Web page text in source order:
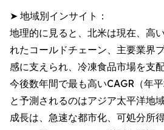
➤ 地域別インサイト：
地理的に見ると、北米は現在、高
れたコールドチェーン、主要業界
感に支えられ、冷凍食品市場を支
今後数年間で最も高いCAGR（年
と予測されるのはアジア太平洋地
成長は、急速な都市化、可処分所